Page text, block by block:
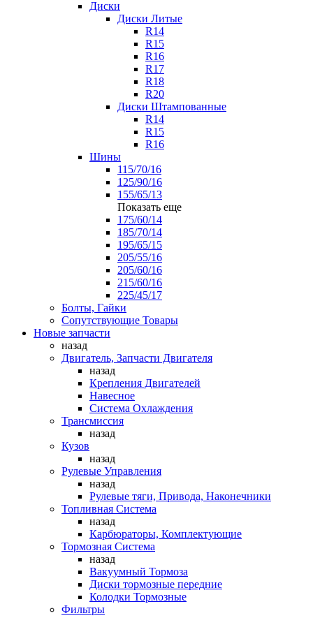
Диски
Диски Литые
R14
R15
R16
R17
R18
R20
Диски Штампованные
R14
R15
R16
Шины
115/70/16
125/90/16
155/65/13
Показать еще
175/60/14
185/70/14
195/65/15
205/55/16
205/60/16
215/60/16
225/45/17
Болты, Гайки
Сопутствующие Товары
Новые запчасти
назад
Двигатель, Запчасти Двигателя
назад
Крепления Двигателей
Навесное
Система Охлаждения
Трансмиссия
назад
Кузов
назад
Рулевые Управления
назад
Рулевые тяги, Привода, Наконечники
Топливная Система
назад
Карбюраторы, Комплектующие
Тормозная Система
назад
Вакуумный Тормоза
Диски тормозные передние
Колодки Тормозные
Фильтры